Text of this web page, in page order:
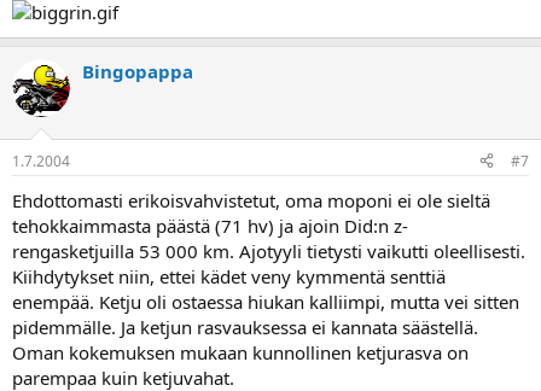
Bingopappa
1.7.2004 #7
Ehdottomasti erikoisvahvistetut, oma moponi ei ole sieltä
tehokkaimmasta päästä (71 hv) ja ajoin Did:n z-
rengasketjuilla 53 000 km. Ajotyyli tietysti vaikutti oleellisesti.
Kiihdytykset niin, ettei kädet veny kymmentä senttiä
enempää. Ketju oli ostaessa hiukan kalliimpi, mutta vei sitten
pidemmälle. Ja ketjun rasvauksessa ei kannata säästellä.
Oman kokemuksen mukaan kunnollinen ketjurasva on
parempaa kuin ketjuvahat.